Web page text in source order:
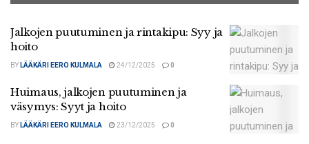
Jalkojen puutuminen ja rintakipu: Syy ja
hoito
BY LÄÄKÄRI EERO KULMALA 24/12/2025 0
Huimaus, jalkojen puutuminen ja
väsymys: Syyt ja hoito
BY LÄÄKÄRI EERO KULMALA 23/12/2025 0